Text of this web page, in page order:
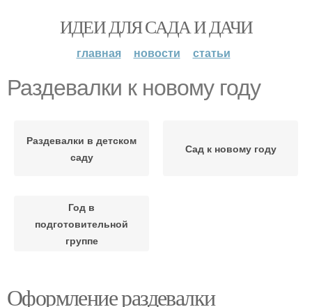
ИДЕИ ДЛЯ САДА И ДАЧИ
главная новости статьи
Раздевалки к новому году
Раздевалки в детском
саду
Сад к новому году
Год в
подготовительной
группе
Оформление раздевалки